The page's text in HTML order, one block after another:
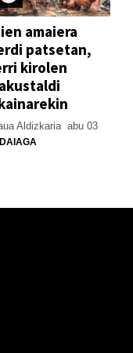
amaiera
patsetan,
kirolen
Aldizkaria abu 03